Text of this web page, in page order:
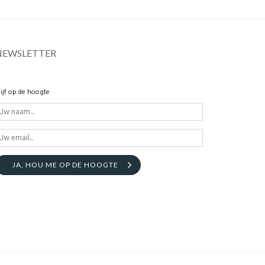
op de hoogte
JA, HOU ME OP DE HOOGTE